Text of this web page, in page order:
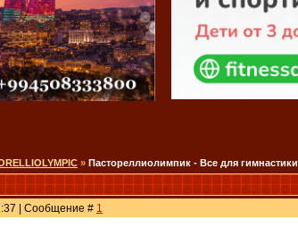
» Пастореллиолимпик - Все для гимнастики
| Сообщение # 1